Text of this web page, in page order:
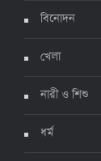
বিনোদন
খেলা
নারী ও শিশু
ধর্ম